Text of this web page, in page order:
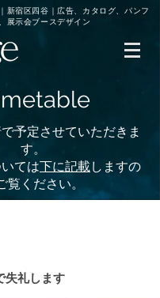
新宿区四谷｜ 広告、カタログ、パンフ
展示会ブースデザイン
予定させていただきま
す。
ては下に記載しますの
覧ください。
失礼します